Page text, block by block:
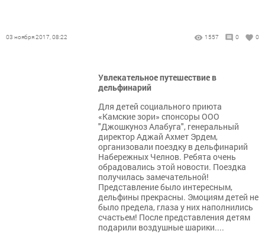
03 ноября 2017, 08:22 1557 0 0
Увлекательное путешествие в
дельфинарий
Для детей социального приюта
«Камские зори» спонсоры ООО
"Джошкуноз Алабуга", генеральный
директор Аджай Ахмет Эрдем,
организовали поездку в дельфинарий
Набережных Челнов. Ребята очень
обрадовались этой новости. Поездка
получилась замечательной!
Представление было интересным,
дельфины прекрасны. Эмоциям детей не
было предела, глаза у них наполнились
счастьем! После представления детям
подарили воздушные шарики....